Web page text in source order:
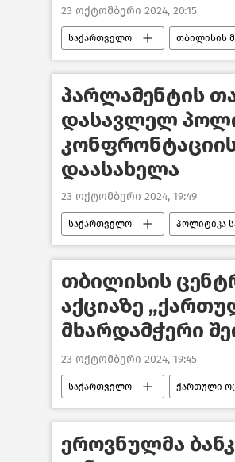
23 ოქტომბერი 2024, 20:15
საქართველო თბილისის
ახალი ამბები
პარლამენტის
დასავლელ
დაასახელა
23 ოქტომბერი 2024, 19:49
საქართველო პოლიტიკა
ქართულ–უკრაინული
ახალი ამბები
თბილისის
აქციაზე
მხარდამჭერი
23 ოქტომბერი 2024, 19:45
საქართველო ქართული
საზოგადოება ახალი
ეროვნულმა